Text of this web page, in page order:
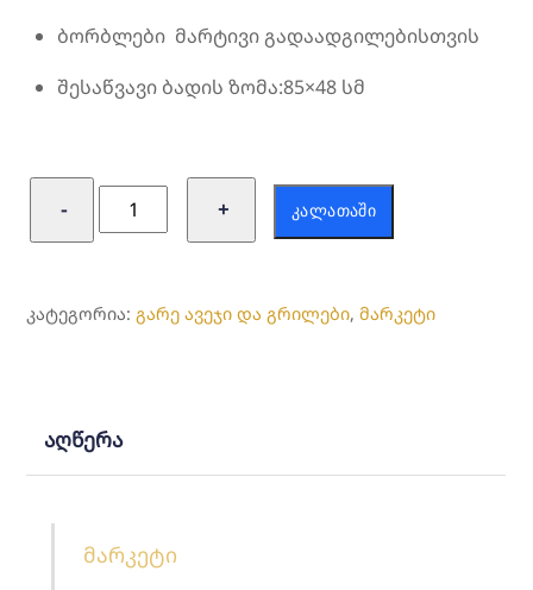
ბორბლები მარტივი გადაადგილებისთვის
შესაწვავი ბადის ზომა:85×48 სმ
−
რაოდენობა:
სამწვადე
Fildmann
+ ᲙᲐᲚᲐᲗᲐᲨᲘ
ᲙᲐᲢᲔᲒᲝᲠᲘᲐ:გარე ავეჯი და გრილები,მარკეტი
აღწერა
მარკეტი